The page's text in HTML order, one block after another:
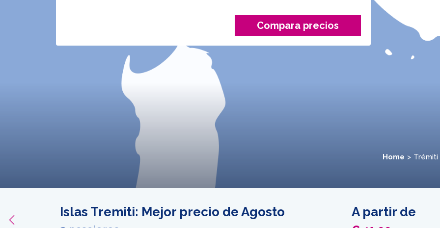
Compara precios
Home Trémiti
Islas Tremiti: Mejor precio de Agosto A partir de